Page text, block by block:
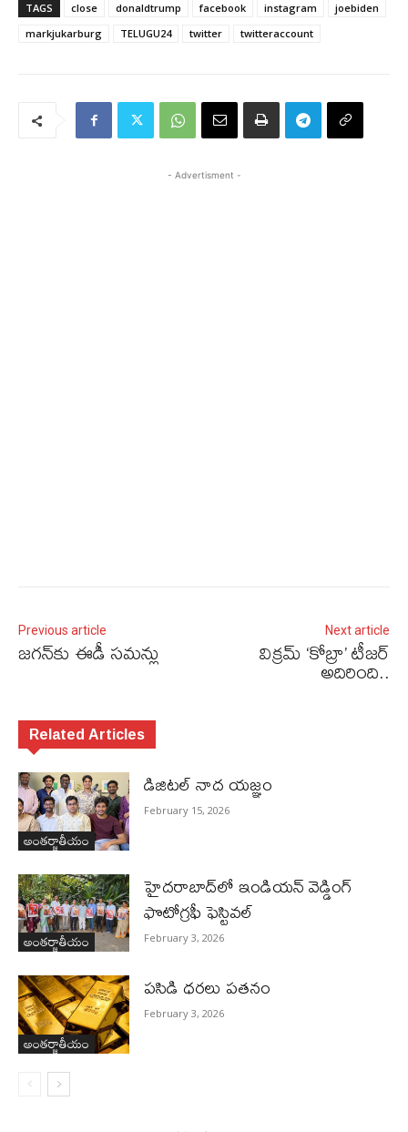
TAGS close donaldtrump facebook instagram
joebiden
markjukarburg
TELUGU24 twitter twitteraccount
- Advertisment -
Previous article
జగన్‌కు ఈడీ సమన్లు
Next article
విక్రమ్‌ ‘కోబ్రా’ టీజర్‌
అదిరింది..
Related Articles
అంతర్జాతీయం
డిజిటల్ నాద యజ్ఞం
February 15, 2026
అంతర్జాతీయం
హైదరాబాద్‌లో ఇండియన్ వెడ్డింగ్
ఫొటోగ్రఫీ ఫెస్టివల్
February 3, 2026
అంతర్జాతీయం
పసిడి ధరలు పతనం
February 3, 2026